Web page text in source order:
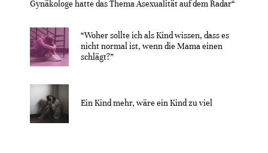
Gynäkologe hatte das Thema Asexualität auf dem Radar“
“Woher sollte ich als Kind wissen, dass es
nicht normal ist, wenn die Mama einen
schlägt?”
Ein Kind mehr, wäre ein Kind zu viel